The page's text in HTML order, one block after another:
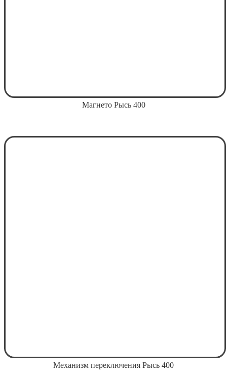
Магнето Рысь 400
Механизм переключения Рысь 400